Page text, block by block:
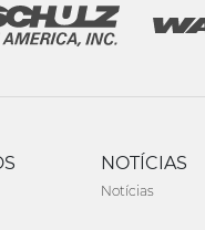
NOTÍCIAS
Notícias